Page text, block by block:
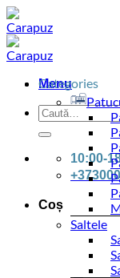
Skip
to
content
Menu
Caută
după:
10:00-
Coș
Categories
Saltele